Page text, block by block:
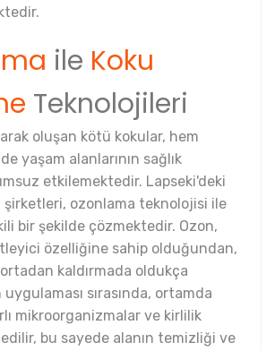
ile Koku
Teknolojileri
oluşan kötü kokular, hem
yaşam alanlarının sağlık
etkilemektedir. Lapseki'deki
ozonlama teknolojisi ile
bir şekilde çözmektedir. Ozon,
özelliğine sahip olduğundan,
kaldırmada oldukça
sırasında, ortamda
mikroorganizmalar ve kirlilik
bu sayede alanın temizliği ve